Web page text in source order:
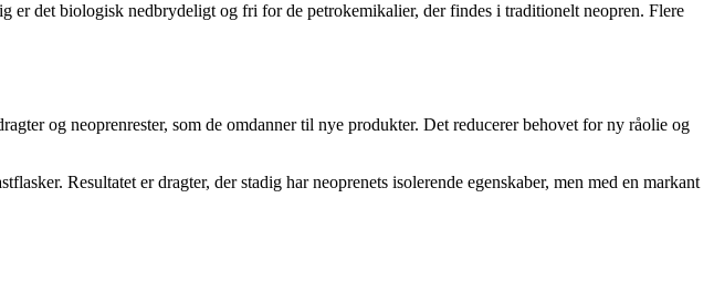
er det biologisk nedbrydeligt og fri for de petrokemikalier, der findes i traditionelt neopren. Flere
og neoprenrester, som de omdanner til nye produkter. Det reducerer behovet for ny råolie og
Resultatet er dragter, der stadig har neoprenets isolerende egenskaber, men med en markant